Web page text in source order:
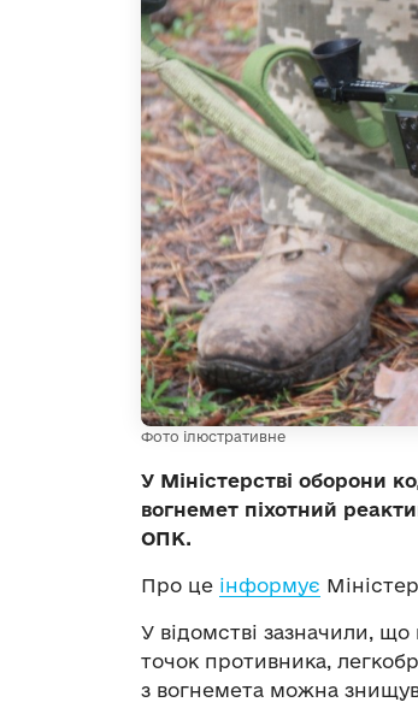
Фото ілюстративне
У Міністерстві оборони
вогнемет піхотний
ОПК.
Про це інформує
У відомстві зазначили,
точок противника,
з вогнемета можна